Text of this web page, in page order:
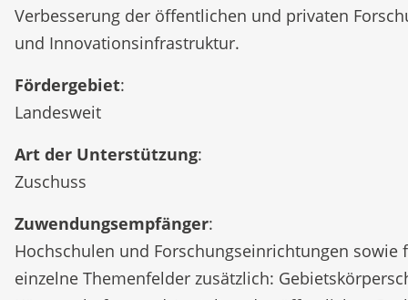
Verbesserung der öffentlichen und privaten
und Innovationsinfrastruktur.
Fördergebiet:
Landesweit
Art der Unterstützung:
Zuschuss
Zuwendungsempfänger:
Hochschulen und Forschungseinrichtungen sowie
einzelne Themenfelder zusätzlich: